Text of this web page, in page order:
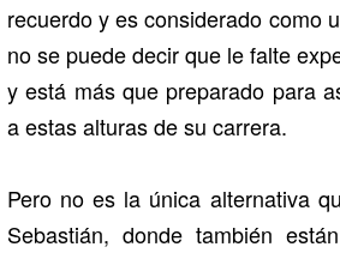
recuerdo y es considerado como
no se puede decir que le falte
y está más que preparado para
a estas alturas de su carrera.
Pero no es la única alternativa
Sebastián, donde también